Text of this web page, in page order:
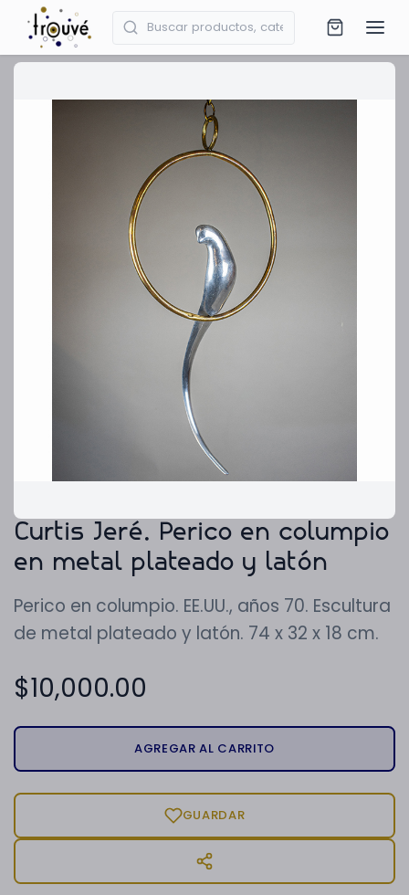
Curtis Jeré. Perico en columpio
en metal plateado y latón
Perico en columpio. EE.UU., años 70. Escultura
de metal plateado y latón. 74 x 32 x 18 cm.
$10,000.00
AGREGAR AL CARRITO
GUARDAR